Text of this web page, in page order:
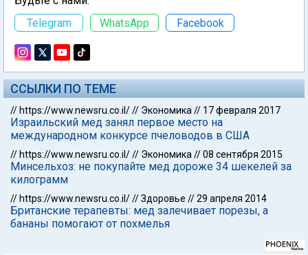
Telegram
WhatsApp Facebook
ССЫЛКИ ПО ТЕМЕ
// https://www.newsru.co.il/// Экономика // 17 февраля 2017
Израильский мед занял первое место на
международном конкурсе пчеловодов в США
// https://www.newsru.co.il/// Экономика //08 сентября 2015
Минсельхоз: не покупайте мед дороже 34 шекелей за
килограмм
// https://www.newsru.co.il///Здоровье //29 апреля 2014
Британские терапевты: мед залечивает порезы, а
бананы помогают от похмелья